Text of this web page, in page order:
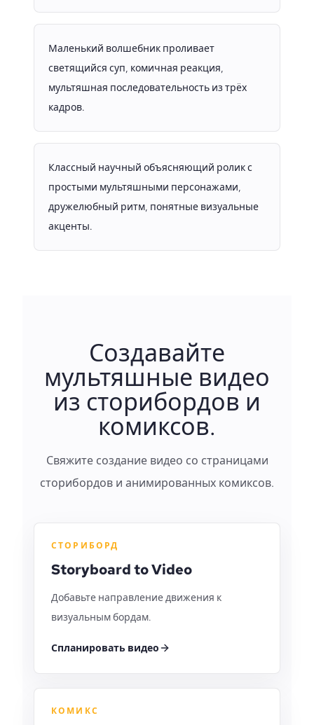
Маленький волшебник проливает
светящийся суп, комичная реакция,
мультяшная последовательность из трёх
кадров.
Классный научный объясняющий ролик с
простыми мультяшными персонажами,
дружелюбный ритм, понятные визуальные
акценты.
Создавайте
мультяшные видео
из сторибордов и
комиксов.
Свяжите создание видео со страницами
сторибордов и анимированных комиксов.
СТОРИБОРД
Storyboard to Video
Добавьте направление движения к
визуальным бордам.
Спланировать видео
КОМИКС